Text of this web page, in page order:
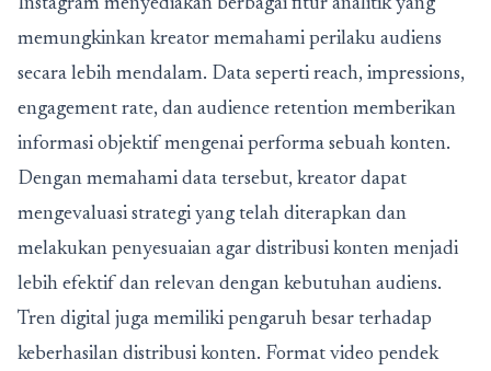
Instagram menyediakan berbagai fitur analitik yang
memungkinkan kreator memahami perilaku audiens
secara lebih mendalam. Data seperti reach, impressions,
engagement rate, dan audience retention memberikan
informasi objektif mengenai performa sebuah konten.
Dengan memahami data tersebut, kreator dapat
mengevaluasi strategi yang telah diterapkan dan
melakukan penyesuaian agar distribusi konten menjadi
lebih efektif dan relevan dengan kebutuhan audiens.
Tren digital juga memiliki pengaruh besar terhadap
keberhasilan distribusi konten. Format video pendek